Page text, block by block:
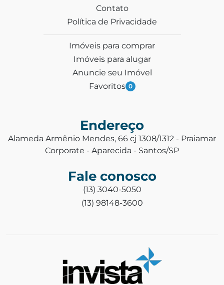
Contato
Política de Privacidade
Imóveis para comprar
Imóveis para alugar
Anuncie seu Imóvel
Favoritos 0
Endereço
Alameda Armênio Mendes, 66 cj 1308/1312 - Praiamar
Corporate - Aparecida - Santos/SP
Fale conosco
(13) 3040-5050
(13) 98148-3600